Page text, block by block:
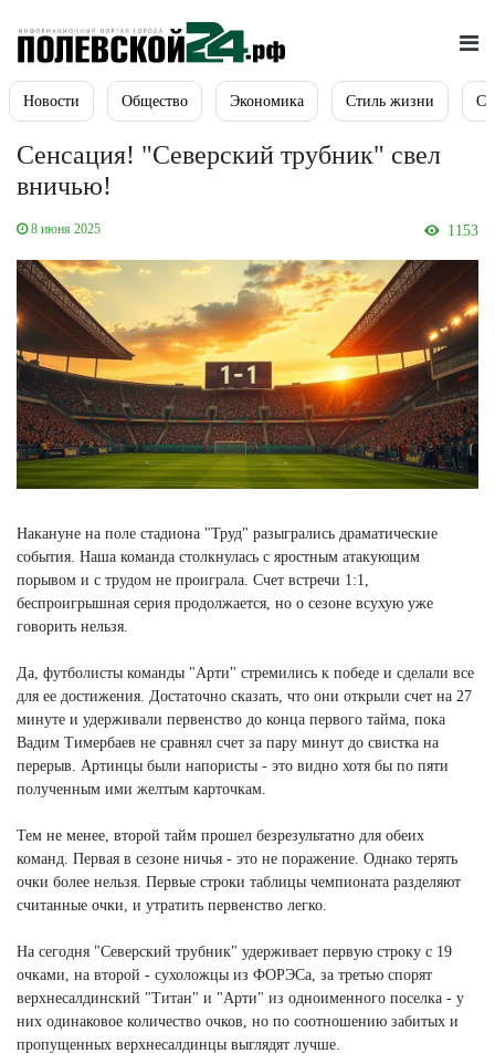
Новости Общество Экономика Стиль жизни
Сенсация! "Северский трубник" свел
вничью!
8 июня 2025 1153
Накануне на поле стадиона "Труд" разыгрались драматические
события. Наша команда столкнулась с яростным атакующим
порывом и с трудом не проиграла. Счет встречи 1:1,
беспроигрышная серия продолжается, но о сезоне всухую уже
говорить нельзя.
Да, футболисты команды "Арти" стремились к победе и сделали все
для ее достижения. Достаточно сказать, что они открыли счет на 27
минуте и удерживали первенство до конца первого тайма, пока
Вадим Тимербаев не сравнял счет за пару минут до свистка на
перерыв. Артинцы были напористы - это видно хотя бы по пяти
полученным ими желтым карточкам.
Тем не менее, второй тайм прошел безрезультатно для обеих
команд. Первая в сезоне ничья - это не поражение. Однако терять
очки более нельзя. Первые строки таблицы чемпионата разделяют
считанные очки, и утратить первенство легко.
На сегодня "Северский трубник" удерживает первую строку с 19
очками, на второй - сухоложцы из ФОРЭСа, за третью спорят
верхнесалдинский "Титан" и "Арти" из одноименного поселка - у
них одинаковое количество очков, но по соотношению забитых и
пропущенных верхнесалдинцы выглядят лучше.